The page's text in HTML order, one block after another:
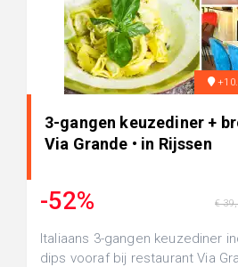
3-gangen keuzediner +
Via Grande • in Rijssen
-52% €
Italiaans 3-gangen keuzediner
dips vooraf bij restaurant Via